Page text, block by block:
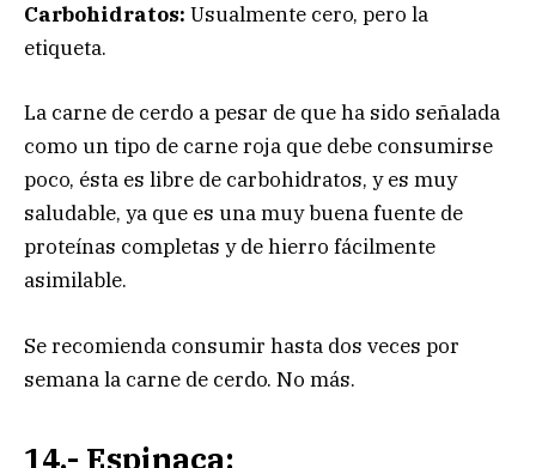
Carbohidratos: Usualmente cero, pero la
etiqueta.
La carne de cerdo a pesar de que ha sido señalada
como un tipo de carne roja que debe consumirse
poco, ésta es libre de carbohidratos, y es muy
saludable, ya que es una muy buena fuente de
proteínas completas y de hierro fácilmente
asimilable.
Se recomienda consumir hasta dos veces por
semana la carne de cerdo. No más.
14.- Espinaca: